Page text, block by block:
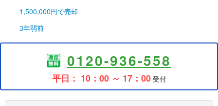
1,500,000円で売却
3年弱前
0120-936-558
平日： 10：00 ～ 17：00受付